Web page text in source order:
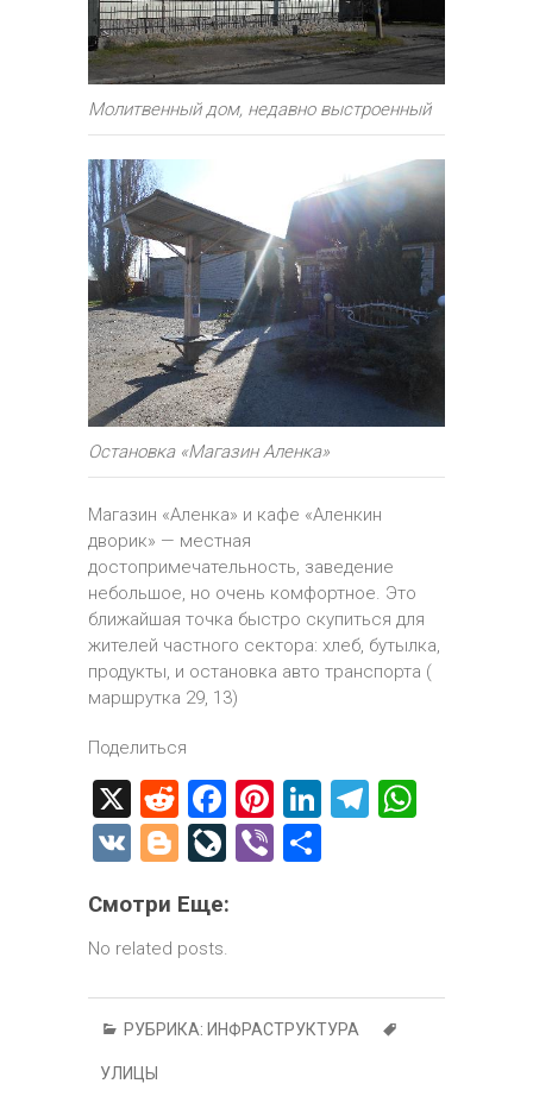
Молитвенный дом, недавно выстроенный
Остановка «Магазин Аленка»
Магазин «Аленка» и кафе «Аленкин
дворик» — местная
достопримечательность, заведение
небольшое, но очень комфортное. Это
ближайшая точка быстро скупиться для
жителей частного сектора: хлеб, бутылка,
продукты, и остановка авто транспорта (
маршрутка 29, 13)
Поделиться
X
R
e
d
di
t
F
a
ce
b
ok
Pi
nt
er
Li
T
m p
V
Bl
g
g
er
Li
J
ur
n
Vi
а
в
Смотри Еще:
No related posts.
РУБРИКА: ИНФРАСТРУКТУРА
УЛИЦЫ